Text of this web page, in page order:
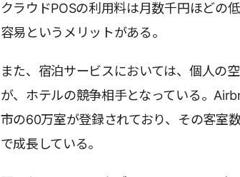
クラウドPOSの利用料は月数千円ほどの
容易というメリットがある。
また、宿泊サービスにおいては、個人の
が、ホテルの競争相手となっている。
市の60万室が登録されており、その客室
で成長している。